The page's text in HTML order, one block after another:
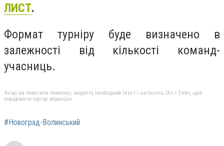
ЛИСТ.
Формат турніру буде визначено в
залежності від кількості команд-
учасниць.
Якщо ви помітили помилку, виділіть необхідний текст і натисніть Ctrl + Enter, щоб
повідомити про це редакцію
#Новоград-Волинський